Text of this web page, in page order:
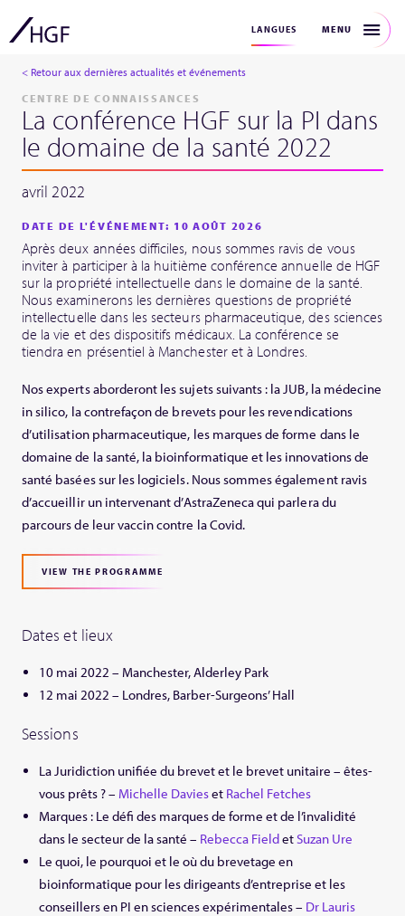
LANGUES MENU
< Retour aux dernières actualités et événements
CENTRE DE CONNAISSANCES
La conférence HGF sur la PI dans
le domaine de la santé 2022
avril 2022
DATE DE L'ÉVÉNEMENT: 10 AOÛT 2026
Après deux années difficiles, nous sommes ravis de vous
inviter à participer à la huitième conférence annuelle de HGF
sur la propriété intellectuelle dans le domaine de la santé.
Nous examinerons les dernières questions de propriété
intellectuelle dans les secteurs pharmaceutique, des sciences
de la vie et des dispositifs médicaux. La conférence se
tiendra en présentiel à Manchester et à Londres.
Nos experts aborderont les sujets suivants : la JUB, la médecine
in silico, la contrefaçon de brevets pour les revendications
d’utilisation pharmaceutique, les marques de forme dans le
domaine de la santé, la bioinformatique et les innovations de
santé basées sur les logiciels. Nous sommes également ravis
d’accueillir un intervenant d’AstraZeneca qui parlera du
parcours de leur vaccin contre la Covid.
VIEW THE PROGRAMME
Dates et lieux
10 mai 2022 – Manchester, Alderley Park
12 mai 2022 – Londres, Barber-Surgeons’ Hall
Sessions
La Juridiction unifiée du brevet et le brevet unitaire – êtes-
vous prêts ? – Michelle Davieset Rachel Fetches
Marques : Le défi des marques de forme et de l’invalidité
dans le secteur de la santé – Rebecca Fieldet Suzan Ure
Le quoi, le pourquoi et le où du brevetage en
bioinformatique pour les dirigeants d’entreprise et les
conseillers en PI en sciences expérimentales – Dr Lauris